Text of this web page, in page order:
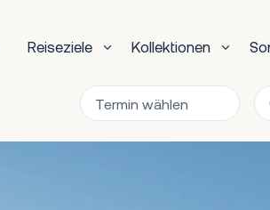
Reiseziele Kollektionen